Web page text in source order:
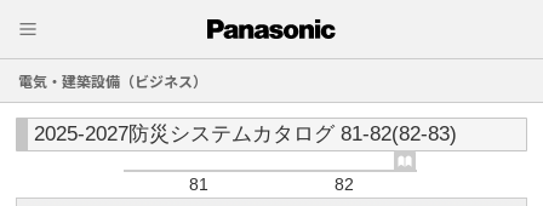
電気・建築設備（ビジネス）
2025-2027防災システムカタログ 81-82(82-83)
81
82